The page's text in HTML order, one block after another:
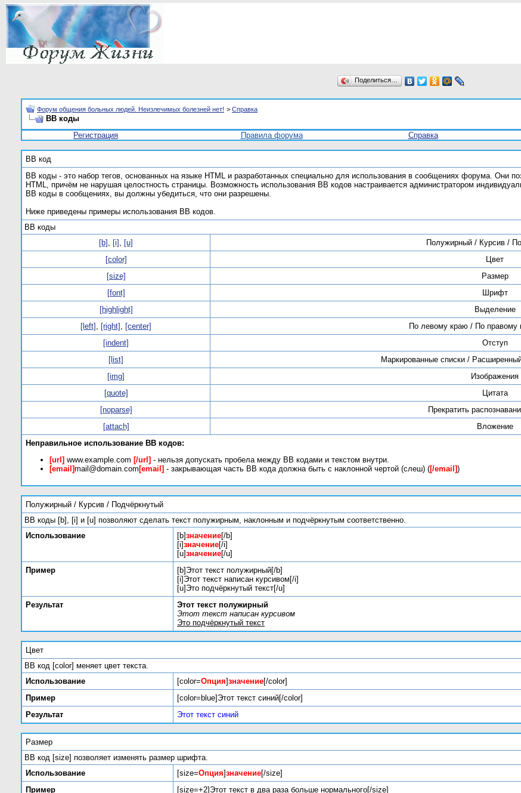
Поделиться…
Форум общения больных людей. Неизлечимых болезней нет! > Справка
BB коды
Регистрация Правила форума Справка
BB код
BB коды - это набор тегов, основанных на языке HTML и разработанных специально для использования в сообщениях форума. Они
HTML, причём не нарушая целостность страницы. Возможность использования BB кодов настраивается администратором
BB коды в сообщениях, вы должны убедиться, что они разрешены.
Ниже приведены примеры использования BB кодов.
BB коды
[b] , [i] , [u]
Полужирный / Курсив /
[color]
Цвет
[size]
Размер
[font]
Шрифт
[highlight]
Выделение
[left] , [right] , [center]
По левому краю / По правому
[indent]
Отступ
[list]
Маркированные списки /
[img]
Изображения
[quote]
Цитата
[noparse]
Прекратить
[attach]
Вложение
Неправильное использование BB кодов:
[url] www.example.com [/url] - нельзя допускать пробела между BB кодами и текстом внутри.
[email]mail@domain.com [email] - закрывающая часть BB кода должна быть с наклонной чертой (слеш) ([/email])
Полужирный / Курсив / Подчёркнутый
BB коды [b], [i] и [u] позволяют сделать текст полужирным, наклонным и подчёркнутым соответственно.
Использование
[b]значение[/b]
[i]значение[/i]
[u]значение[/u]
Пример
[b]Этот текст полужирный[/b]
[i]Этот текст написан курсивом[/i]
[u]Это подчёркнутый текст[/u]
Результат
Этот текст полужирный
Этот текст написан курсивом
Это подчёркнутый текст
Цвет
BB код [color] меняет цвет текста.
Использование
[color=Опция]значение[/color]
Пример
[color=blue]Этот текст синий[/color]
Результат
Этот текст синий
Размер
BB код [size] позволяет изменять размер шрифта.
Использование
[size=Опция]значение[/size]
Пример
[size=+2]Этот текст в два раза больше нормального[/size]